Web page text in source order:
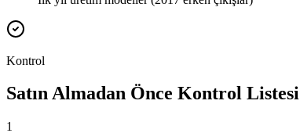
Kontrol
Satın Almadan Önce Kontrol Listesi
1